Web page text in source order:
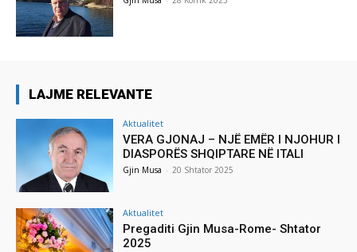
LAJME RELEVANTE
Aktualitet
VERA GJONAJ – NJË EMËR I NJOHUR I
DIASPORËS SHQIPTARE NË ITALI
Gjin Musa - 20 Shtator 2025
Aktualitet
Pregaditi Gjin Musa-Rome- Shtator
2025